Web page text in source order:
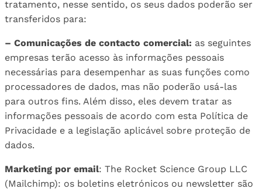
tratamento, nesse sentido, os seus dados poderão ser
transferidos para:
– Comunicações de contacto comercial: as seguintes
empresas terão acesso às informações pessoais
necessárias para desempenhar as suas funções como
processadores de dados, mas não poderão usá-las
para outros fins. Além disso, eles devem tratar as
informações pessoais de acordo com esta Política de
Privacidade e a legislação aplicável sobre proteção de
dados.
Marketing por email: The Rocket Science Group LLC
(Mailchimp): os boletins eletrónicos ou newsletter são